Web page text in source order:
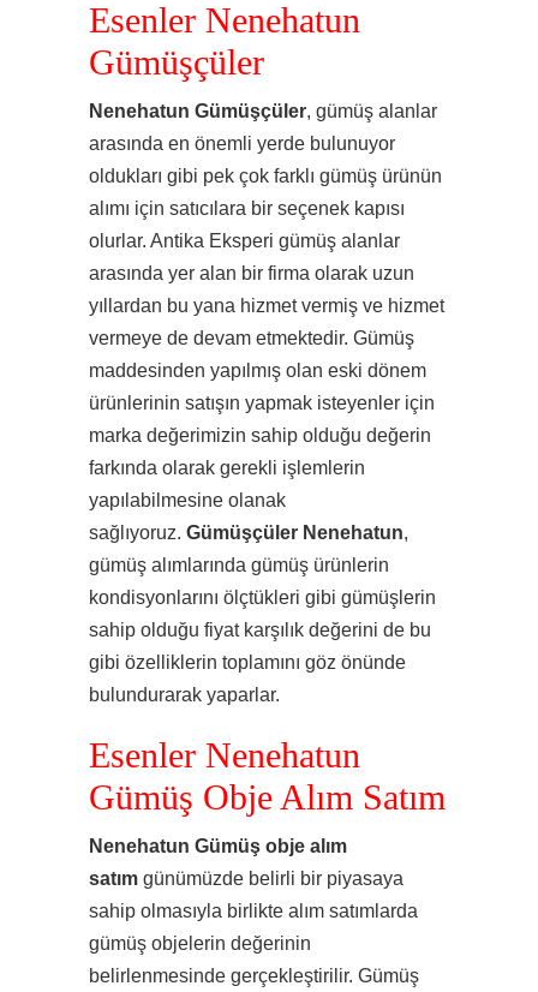
Esenler Nenehatun
Gümüşçüler
Nenehatun Gümüşçüler, gümüş alanlar
arasında en önemli yerde bulunuyor
oldukları gibi pek çok farklı gümüş ürünün
alımı için satıcılara bir seçenek kapısı
olurlar. Antika Eksperi gümüş alanlar
arasında yer alan bir firma olarak uzun
yıllardan bu yana hizmet vermiş ve hizmet
vermeye de devam etmektedir. Gümüş
maddesinden yapılmış olan eski dönem
ürünlerinin satışın yapmak isteyenler için
marka değerimizin sahip olduğu değerin
farkında olarak gerekli işlemlerin
yapılabilmesine olanak
sağlıyoruz. Gümüşçüler Nenehatun,
gümüş alımlarında gümüş ürünlerin
kondisyonlarını ölçtükleri gibi gümüşlerin
sahip olduğu fiyat karşılık değerini de bu
gibi özelliklerin toplamını göz önünde
bulundurarak yaparlar.
Esenler Nenehatun
Gümüş Obje Alım Satım
Nenehatun Gümüş obje alım
satım günümüzde belirli bir piyasaya
sahip olmasıyla birlikte alım satımlarda
gümüş objelerin değerinin
belirlenmesinde gerçekleştirilir. Gümüş